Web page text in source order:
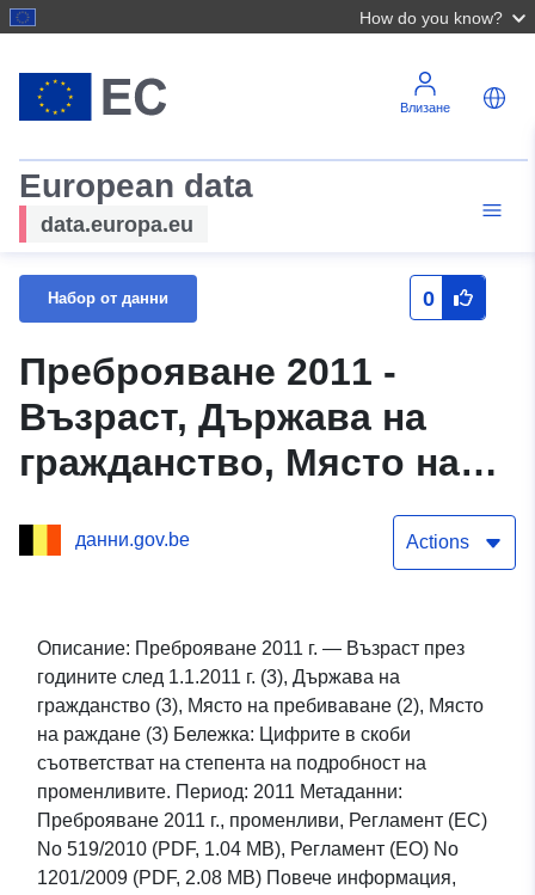
How do you know?
Влизане
European data
data.europa.eu
Набор от данни 0
Преброяване 2011 -
Възраст, Държава на
гражданство, Място на
пребиваване, Място на
раждане
данни.gov.be Actions
Описание: Преброяване 2011 г. — Възраст през
годините след 1.1.2011 г. (3), Държава на
гражданство (3), Място на пребиваване (2), Място
на раждане (3) Бележка: Цифрите в скоби
съответстват на степента на подробност на
променливите. Период: 2011 Метаданни:
Преброяване 2011 г., променливи, Регламент (ЕС)
No 519/2010 (PDF, 1.04 MB), Регламент (ЕО) No
1201/2009 (PDF, 2.08 MB) Повече информация,